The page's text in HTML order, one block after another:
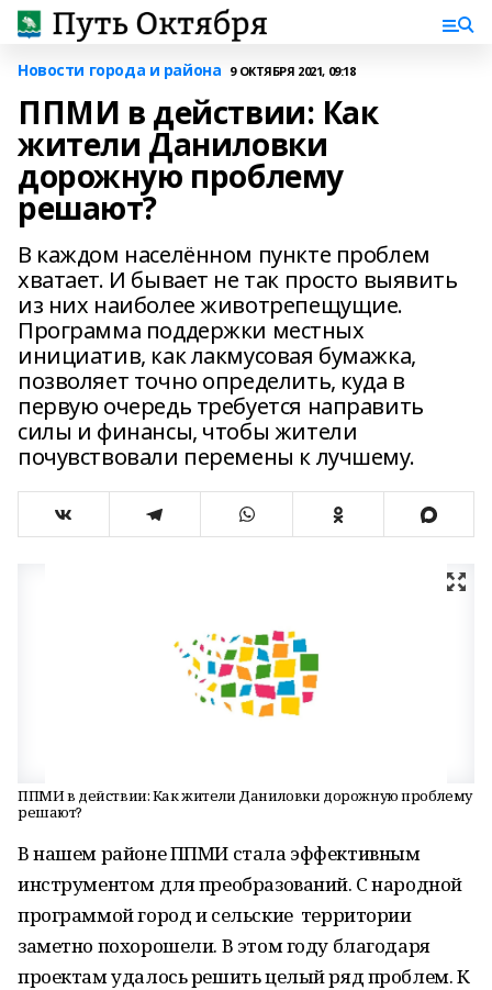
Новости города и района 9 ОКТЯБРЯ 2021, 09:18
ППМИ в действии: Как
жители Даниловки
дорожную проблему
решают?
В каждом населённом пункте проблем
хватает. И бывает не так просто выявить
из них наиболее животрепещущие.
Программа поддержки местных
инициатив, как лакмусовая бумажка,
позволяет точно определить, куда в
первую очередь требуется направить
силы и финансы, чтобы жители
почувствовали перемены к лучшему.
ППМИ в действии: Как жители Даниловки дорожную проблему
решают?
В нашем районе ППМИ стала эффективным
инструментом для преобразований. С народной
программой город и сельские территории
заметно похорошели. В этом году благодаря
проектам удалось решить целый ряд проблем. К